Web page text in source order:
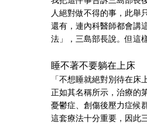
人絕對做不得的事，此舉
還有，連內科醫師都會講
法」，三島部長說。但這
睡不著不要躺在上床
「不想睡就絕對別待在床
正如其名稱所示，治療的
憂鬱症、創傷後壓力症候
這套療法十分重要，因此